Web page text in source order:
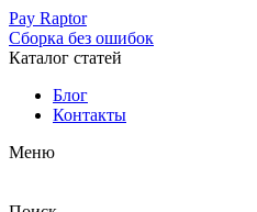
Pay Raptor
Сборка без ошибок
Каталог статей
Блог
Контакты
Меню